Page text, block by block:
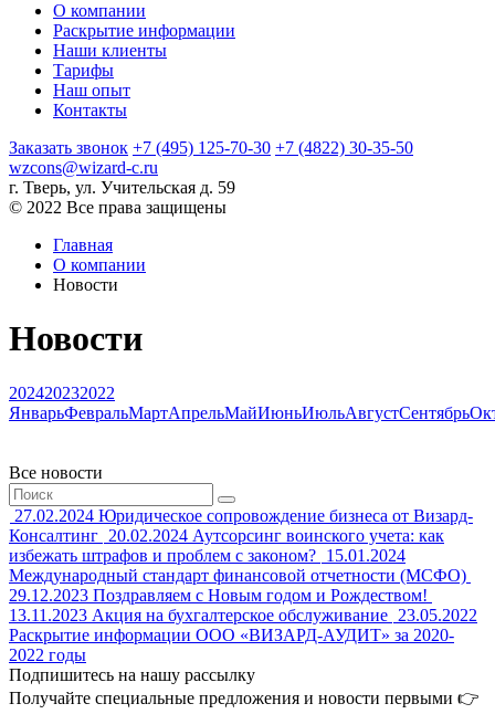
О компании
Раскрытие информации
Наши клиенты
Тарифы
Наш опыт
Контакты
Заказать звонок +7 (495) 125-70-30 +7 (4822) 30-35-50
wzcons@wizard-c.ru
г. Тверь, ул. Учительская д. 59
© 2022 Все права защищены
Главная
О компании
Новости
Новости
202420232022
ЯнварьФевральМартАпрельМайИюньИюльАвгустСентябрь
Все новости
27.02.2024 Юридическое сопровождение бизнеса от Визард-
Консалтинг 20.02.2024 Аутсорсинг воинского учета: как
избежать штрафов и проблем с законом? 15.01.2024
Международный стандарт финансовой отчетности (МСФО)
29.12.2023 Поздравляем с Новым годом и Рождеством!
13.11.2023 Акция на бухгалтерское обслуживание 23.05.2022
Раскрытие информации ООО «ВИЗАРД-АУДИТ» за 2020-
2022 годы
Подпишитесь на нашу рассылку
Получайте специальные предложения и новости первыми 👉